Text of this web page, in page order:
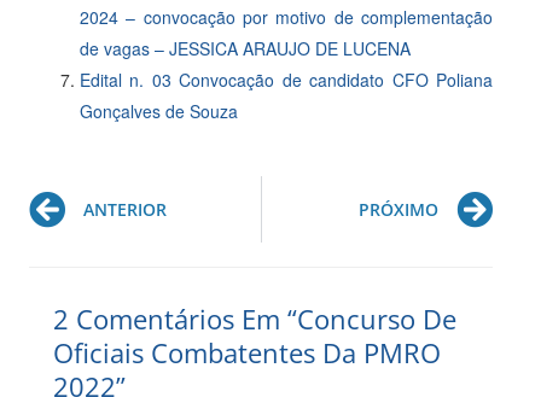
2024 – convocação por motivo de complementação
de vagas – JESSICA ARAUJO DE LUCENA
Edital n. 03 Convocação de candidato CFO Poliana
Gonçalves de Souza
Prev
ANTERIOR PRÓXIMO
2 Comentários Em “Concurso De
Oficiais Combatentes Da PMRO
2022”